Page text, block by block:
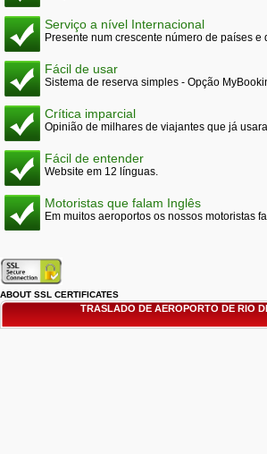
Serviço a nível Internacional
Presente num crescente número de países
Fácil de usar
Sistema de reserva simples - Opção
Crítica imparcial
Opinião de milhares de viajantes que já
Fácil de entender
Website em 12 línguas.
Motoristas que falam Inglês
Em muitos aeroportos os nossos motoristas
ABOUT SSL CERTIFICATES
TRASLADO DE AEROPORTO DE RIO